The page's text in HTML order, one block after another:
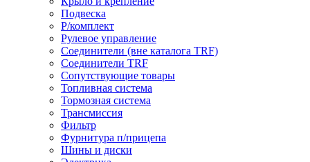
Подвеска
Р/комплект
Рулевое управление
Соединители (вне каталога TRF)
Соединители TRF
Сопутствующие товары
Топливная система
Тормозная система
Трансмиссия
Фильтр
Фурнитура п/прицепа
Шины и диски